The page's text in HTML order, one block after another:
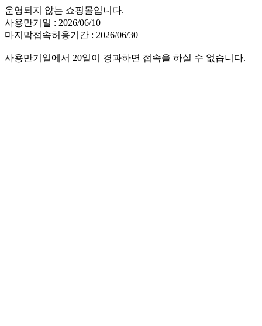
운영되지 않는 쇼핑몰입니다.
사용만기일 : 2026/06/10
마지막접속허용기간 : 2026/06/30
사용만기일에서 20일이 경과하면 접속을 하실 수 없습니다.